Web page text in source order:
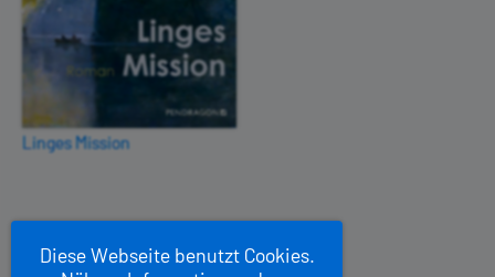
Diese Webseite benutzt Cookies.
Linges Mission